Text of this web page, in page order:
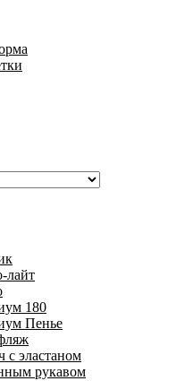
лайт
180
Пенье
с эластаном
рукавом